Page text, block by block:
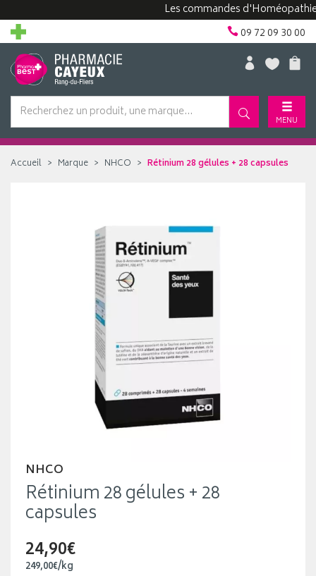
Les commandes d'Homéopathie
09 72 09 30 00
MENU
Accueil Marque NHCO Rétinium 28 gélules + 28 capsules
NHCO
Rétinium 28 gélules + 28
capsules
24,90€
249,00€/kg